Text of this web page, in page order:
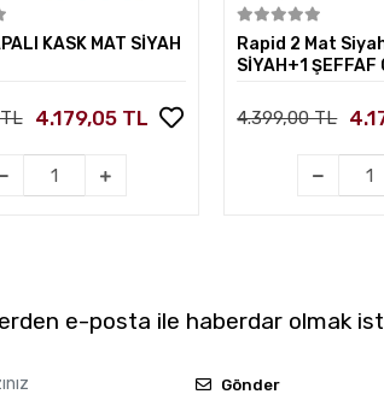
KASK MAT SİYAH
4.179,05 TL
Rapid 2 Mat
SİYAH+1 ŞEFFAF
4.399,00 TL
e-posta ile haberdar olmak
Gönder